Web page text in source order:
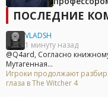
ПОСЛЕДНИЕ
VLADSH
1 минуту назад
@Q4ard, Согласно
Мутагенная...
Игроки продолжают
глаза в The Witcher 4